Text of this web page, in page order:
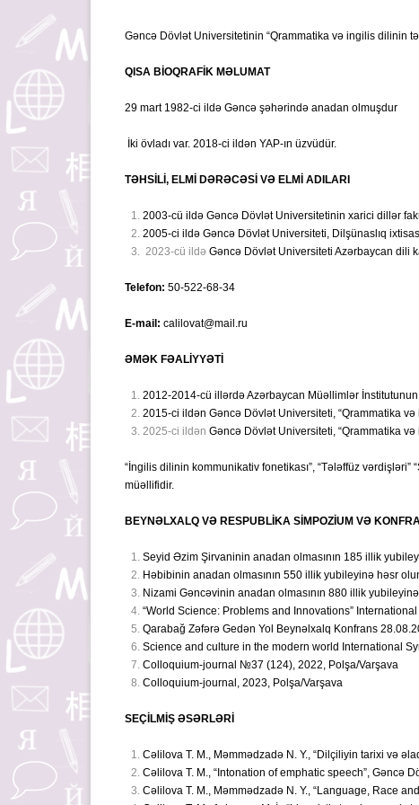
Gəncə Dövlət Universitetinin “Qrammatika və ingilis dilinin
QISA BİOQRAFİK MƏLUMAT
29 mart 1982-ci ildə Gəncə şəhərində anadan olmuşdur
İki övladı var. 2018-ci ildən YAP-ın üzvüdür.
TƏHSİLİ, ELMİ DƏRƏCƏSİ VƏ ELMİ ADILARI
2003-cü ildə Gəncə Dövlət Universitetinin xarici dillər
2005-ci ildə Gəncə Dövlət Universiteti, Dilşünaslıq
2023-cü ildə Gəncə Dövlət Universiteti Azərbaycan dili
Telefon: 50-522-68-34
E-mail: calilovat@mail.ru
ƏMƏK FƏALİYYƏTİ
2012-2014-cü illərdə Azərbaycan Müəllimlər
2015-ci ildən Gəncə Dövlət Universiteti, “Qrammatika
2025-ci ildən Gəncə Dövlət Universiteti, “Qrammatika
“İngilis dilinin kommunikativ fonetikası”, “Tələffüz
müəllifidir.
BEYNƏLXALQ VƏ RESPUBLİKA SİMPOZİUM VƏ
Seyid Əzim Şirvaninin anadan olmasının 185 illik
Həbibinin anadan olmasının 550 illik yubileyinə həsr
Nizami Gəncəvinin anadan olmasının 880 illik
“World Science: Problems and Innovations”
Qarabağ Zəfərə Gedən Yol Beynəlxalq Konfrans
Science and culture in the modern world International
Colloquium-journal №37 (124), 2022, Polşa/Varşava
Colloquium-journal, 2023, Polşa/Varşava
SEÇİLMİŞ ƏSƏRLƏRİ
Cəlilova T. M., Məmmədzadə N. Y., “Dilçiliyin tarixi və
Cəlilova T. M., “Intonation of emphatic speech”, Gəncə
Cəlilova T. M., Məmmədzadə N. Y., “Language, Race